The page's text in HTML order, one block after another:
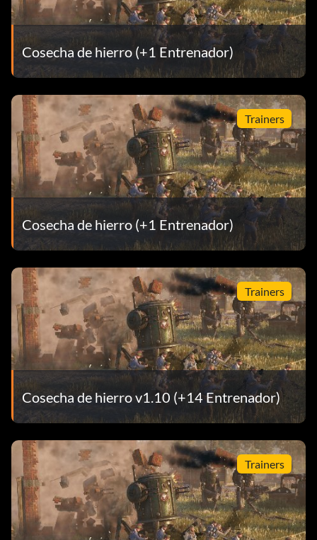
Cosecha de hierro (+1 Entrenador)
Trainers
Cosecha de hierro (+1 Entrenador)
Trainers
Cosecha de hierro v1.10 (+14 Entrenador)
Trainers